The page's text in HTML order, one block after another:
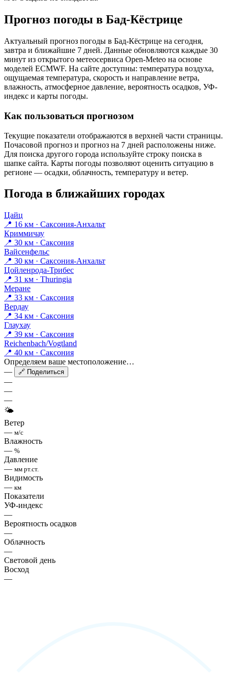
Прогноз погоды в Бад-Кёстрице
Актуальный прогноз погоды в Бад-Кёстрице на сегодня,
завтра и ближайшие 7 дней. Данные обновляются каждые 30
минут из открытого метеосервиса Open-Meteo на основе
моделей ECMWF. На сайте доступны: температура воздуха,
ощущаемая температура, скорость и направление ветра,
влажность, атмосферное давление, вероятность осадков, УФ-
индекс и карты погоды.
Как пользоваться прогнозом
Текущие показатели отображаются в верхней части страницы.
Почасовой прогноз и прогноз на 7 дней расположены ниже.
Для поиска другого города используйте строку поиска в
шапке сайта. Карты погоды позволяют оценить ситуацию в
регионе — осадки, облачность, температуру и ветер.
Погода в ближайших городах
Цайц
📍 16 км · Саксония-Анхальт
Криммичау
📍 30 км · Саксония
Вайсенфельс
📍 30 км · Саксония-Анхальт
Цойленрода-Трибес
📍 31 км · Thuringia
Меране
📍 33 км · Саксония
Вердау
📍 34 км · Саксония
Глаухау
📍 39 км · Саксония
Reichenbach/Vogtland
📍 40 км · Саксония
Определяем ваше местоположение…
—
🔗 Поделиться
—
—
—
🌤
Ветер
— м/с
Влажность
— %
Давление
— мм рт.ст.
Видимость
— км
Показатели
УФ-индекс
—
Вероятность осадков
—
Облачность
—
Световой день
Восход
—